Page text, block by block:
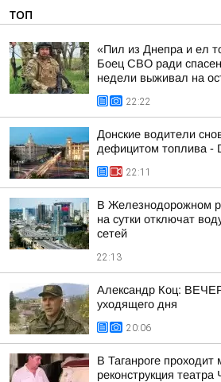
ТОП
«Пил из Днепра и ел
Боец СВО ради
недели выживал на
22:22
Донские водители
дефицитом топлива -
22:11
В Железнодорожном
на сутки отключат
сетей
22:13
Александр Коц:
уходящего дня
20:06
В Таганроге проходит
реконструкция театра